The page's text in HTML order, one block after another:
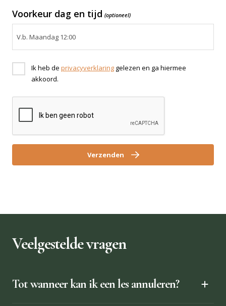
Voorkeur dag en tijd (optioneel)
Ik heb de privacyverklaring gelezen en ga hiermee
akkoord.
Verzenden
Veelgestelde vragen
Tot wanneer kan ik een les annuleren?